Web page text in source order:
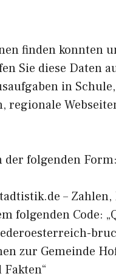
finden konnten
Sie diese Daten
in
folgenden Form:
– Zahlen,
folgenden Code:
zur Gemeinde